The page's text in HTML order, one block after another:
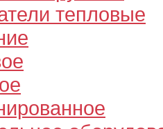
тепловые